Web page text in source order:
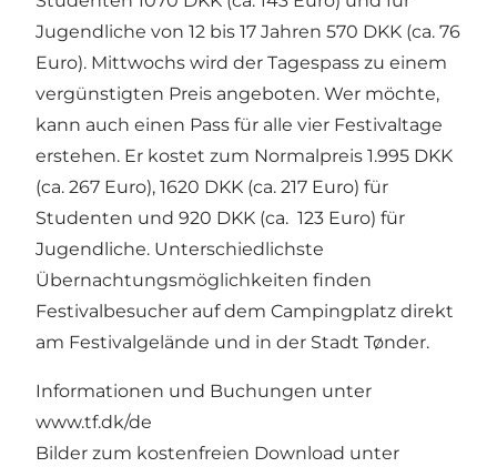
Jugendliche von 12 bis 17 Jahren 570 DKK (ca. 76
Euro). Mittwochs wird der Tagespass zu einem
vergünstigten Preis angeboten. Wer möchte,
kann auch einen Pass für alle vier Festivaltage
erstehen. Er kostet zum Normalpreis 1.995 DKK
(ca. 267 Euro), 1620 DKK (ca. 217 Euro) für
Studenten und 920 DKK (ca. 123 Euro) für
Jugendliche. Unterschiedlichste
Übernachtungsmöglichkeiten finden
Festivalbesucher auf dem Campingplatz direkt
am Festivalgelände und in der Stadt Tønder.
Informationen und Buchungen unter
www.tf.dk/de
Bilder zum kostenfreien Download unter